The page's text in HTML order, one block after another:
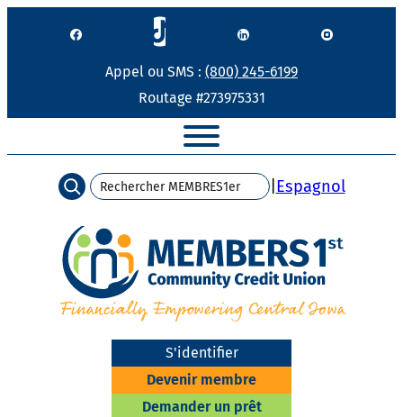
Appel ou SMS : (800) 245-6199
Routage #273975331
Recherche | Espagnol
S'identifier
Devenir membre
Demander un prêt